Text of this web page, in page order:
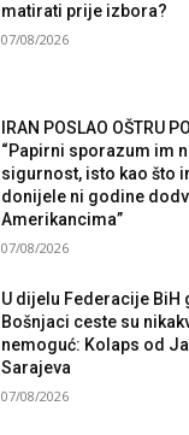
matirati prije izbora?
07/08/2026
IRAN POSLAO OŠTRU
“Papirni sporazum im
sigurnost, isto kao što
donijele ni godine
Amerikancima”
07/08/2026
U dijelu Federacije BiH
Bošnjaci ceste su
nemoguć: Kolaps od
Sarajeva
07/08/2026